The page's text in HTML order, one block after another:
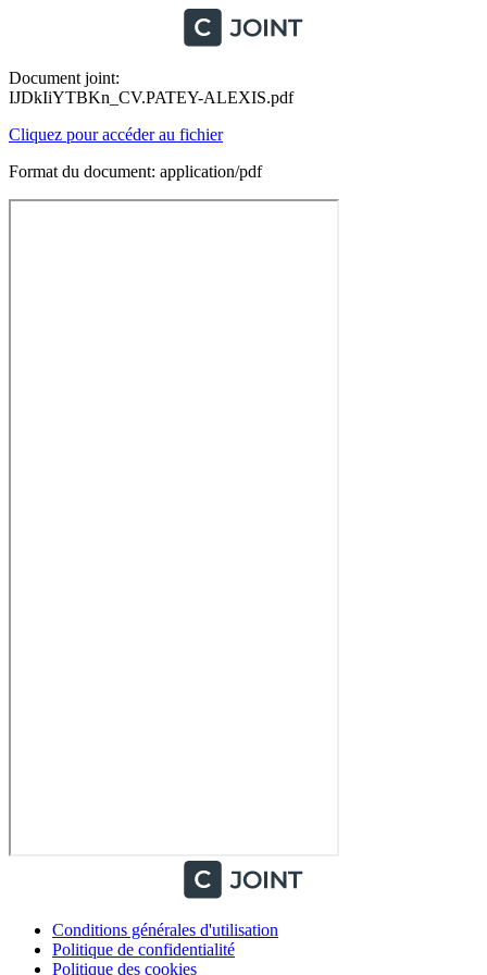
Document joint:
IJDkIiYTBKn_CV.PATEY-ALEXIS.pdf
Cliquez pour accéder au fichier
Format du document: application/pdf
Conditions générales d'utilisation
Politique de confidentialité
Politique des cookies